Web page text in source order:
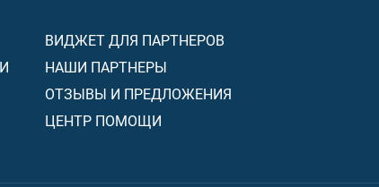
ВИДЖЕТ ДЛЯ ПАРТНЕРОВ
НАШИ ПАРТНЕРЫ
ОТЗЫВЫ И ПРЕДЛОЖЕНИЯ
ЦЕНТР ПОМОЩИ